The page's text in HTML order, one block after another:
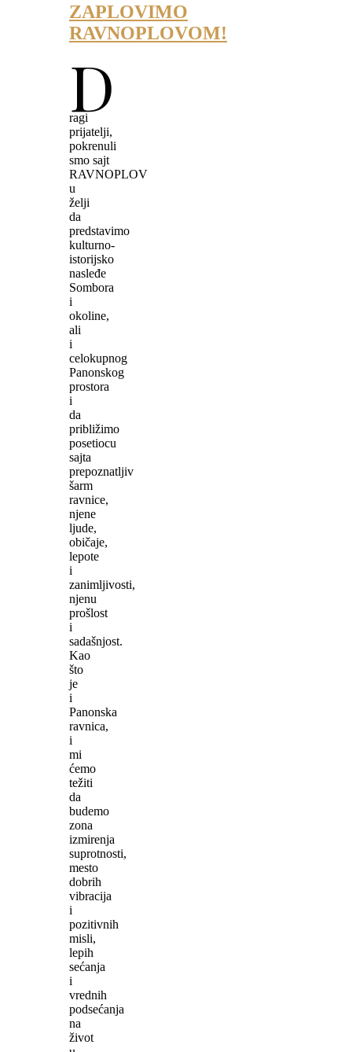
ZAPLOVIMO
RAVNOPLOVOM!
D
ragi
prijatelji,
pokrenuli
smo sajt
RAVNOPLOV
u
želji
da
predstavimo
kulturno-
istorijsko
nasleđe
Sombora
i
okoline,
ali
i
celokupnog
Panonskog
prostora
i
da
približimo
posetiocu
sajta
prepoznatljiv
šarm
ravnice,
njene
ljude,
običaje,
lepote
i
zanimljivosti,
njenu
prošlost
i
sadašnjost.
Kao
što
je
i
Panonska
ravnica,
i
mi
ćemo
težiti
da
budemo
zona
izmirenja
suprotnosti,
mesto
dobrih
vibracija
i
pozitivnih
misli,
lepih
sećanja
i
vrednih
podsećanja
na
život